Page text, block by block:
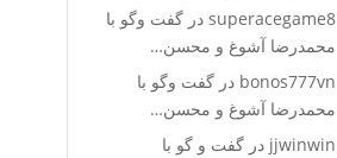
superacegame8 درگفت وگو با
محمدرضا آشوغ و محسن…
bonos777vn درگفت وگو با
محمدرضا آشوغ و محسن…
jjwinwin درگفت و گو با